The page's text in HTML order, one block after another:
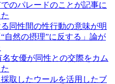
のパレードのことが記事に
同性間の性行動の意味が明
然の摂理”に反する」論が
女優が同性との交際をカム
取したウールを活用したブ